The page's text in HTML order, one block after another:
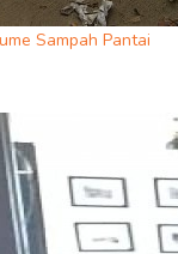
Sampah Pantai